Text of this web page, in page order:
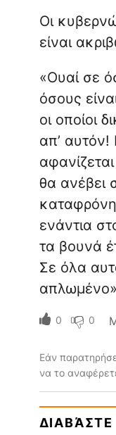
Οι
είναι
«Ουαί σε
όσους
οι οποίοι
απ’ αυτόν!
θα ανέβει
ενάντια
τα βουνά
Σε όλα
0 0
Εάν
να το